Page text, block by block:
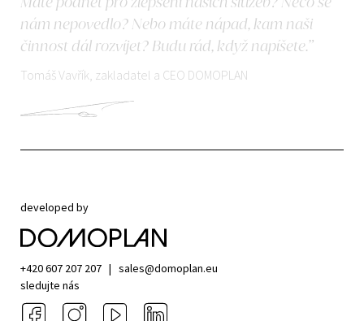
nám nepovedlo? Nebo máte nápad, kam naši
činnost dál rozvíjet? Budu rád, když napíšete.”
Tomáš Vavřík, zakladatel a CEO DOMOPLAN
developed by
+420 607 207 207 | sales@domoplan.eu
sledujte nás